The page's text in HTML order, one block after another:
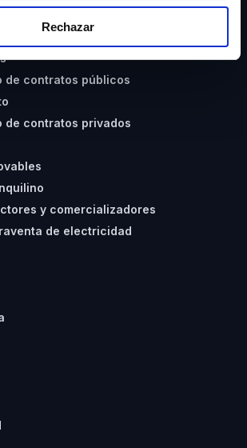
Rechazar
de contratos públicos
de contratos privados
y comercializadores
de electricidad